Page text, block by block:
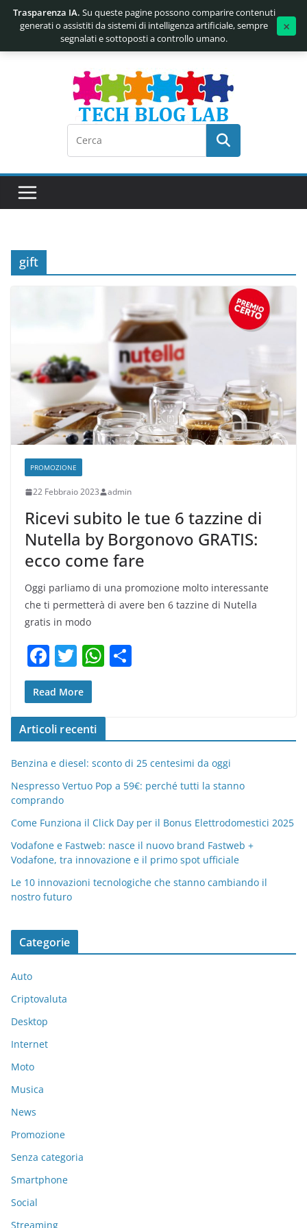
gift
PROMOZIONE
22 Febbraio 2023 admin
Ricevi subito le tue 6 tazzine di
Nutella by Borgonovo GRATIS:
ecco come fare
Oggi parliamo di una promozione molto interessante
che ti permetterà di avere ben 6 tazzine di Nutella
gratis in modo
F
a
c
e
b
o
o
k
T
w
itt
er
W
s
A
p
p
vi
di
Read More
Articoli recenti
Benzina e diesel: sconto di 25 centesimi da oggi
Nespresso Vertuo Pop a 59€: perché tutti la stanno
comprando
Come Funziona il Click Day per il Bonus Elettrodomestici 2025
Vodafone e Fastweb: nasce il nuovo brand Fastweb +
Vodafone, tra innovazione e il primo spot ufficiale
Le 10 innovazioni tecnologiche che stanno cambiando il
nostro futuro
Categorie
Auto
Criptovaluta
Desktop
Internet
Moto
Musica
News
Promozione
Senza categoria
Smartphone
Social
Streaming
Trasparenza IA. Su queste pagine possono comparire contenuti
generati o assistiti da sistemi di intelligenza artificiale, sempre
segnalati e sottoposti a controllo umano.
×